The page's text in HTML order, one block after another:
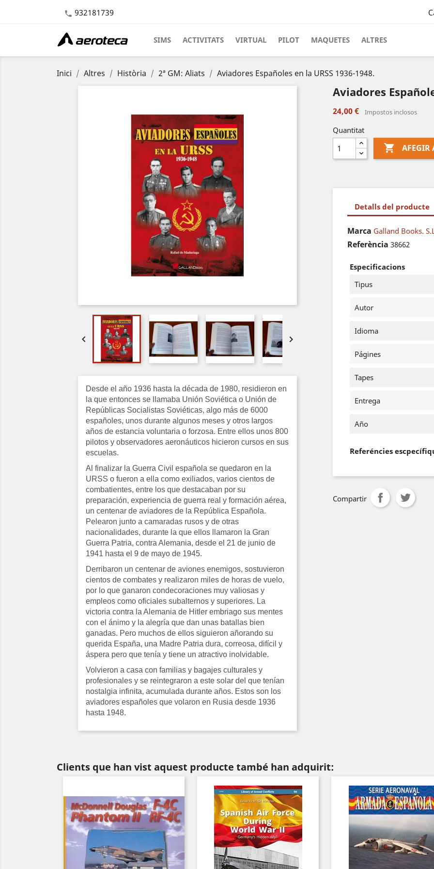
 932181739
SIMS ACTIVITATS VIRTUAL PILOT MAQUETES ALTRES
Inici Altres Història 2ª GM: Aliats Aviadores Españoles en la URSS 1936-1948.
 
Desde el año 1936 hasta la década de 1980, residieron en
la que entonces se llamaba Unión Soviética o Unión de
Repúblicas Socialistas Soviéticas, algo más de 6000
españoles, unos durante algunos meses y otros largos
años de estancia voluntaria o forzosa. Entre ellos unos 800
pilotos y observadores aeronáuticos hicieron cursos en sus
escuelas.
Al finalizar la Guerra Civil española se quedaron en la
URSS o fueron a ella como exiliados, varios cientos de
combatientes, entre los que destacaban por su
preparación, experiencia de guerra real y formación aérea,
un centenar de aviadores de la República Española.
Pelearon junto a camaradas rusos y de otras
nacionalidades, durante la que ellos llamaron la Gran
Guerra Patria, contra Alemania, desde el 21 de junio de
1941 hasta el 9 de mayo de 1945.
Derribaron un centenar de aviones enemigos, sostuvieron
cientos de combates y realizaron miles de horas de vuelo,
por lo que ganaron condecoraciones muy valiosas y
empleos como oficiales subalternos y superiores. La
victoria contra la Alemania de Hitler embriago sus mentes
con el ánimo y la alegría que dan unas batallas bien
ganadas. Pero muchos de ellos siguieron añorando su
querida España, una Madre Patria dura, correosa, difícil y
áspera pero que tenía y tiene un atractivo inolvidable.
Volvieron a casa con familias y bagajes culturales y
profesionales y se reintegraron a este solar del que tenían
nostalgia infinita, acumulada durante años. Estos son los
aviadores españoles que volaron en Rusia desde 1936
hasta 1948.
Aviadores
24,00 € Impostos inclosos
Quantitat
 AFEGIR
Detalls del producte
Marca Galland Books.
Referència 38662
Especificacions
Tipus
Autor
Idioma
Págines
Tapes
Entrega
Año
Referéncies
Compartir
Clients que han vist aquest producte també han adquirit: